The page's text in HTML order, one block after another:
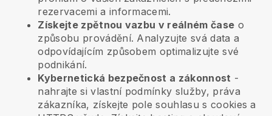
rezervacemi a informacemi.
Získejte zpětnou vazbu v reálném čase o
způsobu provádění. Analyzujte svá data a
odpovídajícím způsobem optimalizujte své
podnikání.
Kybernetická bezpečnost a zákonnost -
nahrajte si vlastní podmínky služby, práva
zákazníka, získejte pole souhlasu s cookies a